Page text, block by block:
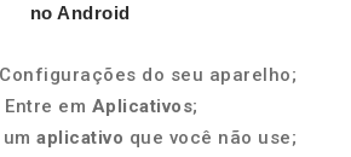
no Android
do seu aparelho;
Entre em Aplicativos;
umaplicativo que você não use;